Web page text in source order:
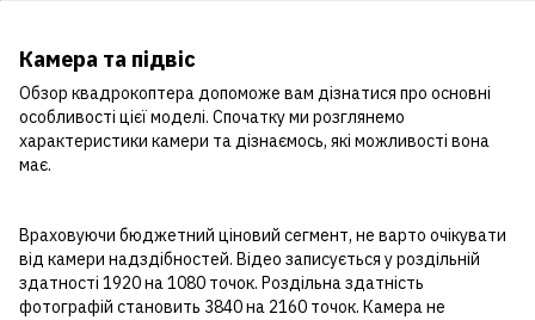
Камера та підвіс
Обзор квадрокоптера допоможе вам дізнатися про основні
особливості цієї моделі. Спочатку ми розглянемо
характеристики камери та дізнаємось, які можливості вона
має.
Враховуючи бюджетний ціновий сегмент, не варто очікувати
від камери надздібностей. Відео записується у роздільній
здатності 1920 на 1080 точок. Роздільна здатність
фотографій становить 3840 на 2160 точок. Камера не